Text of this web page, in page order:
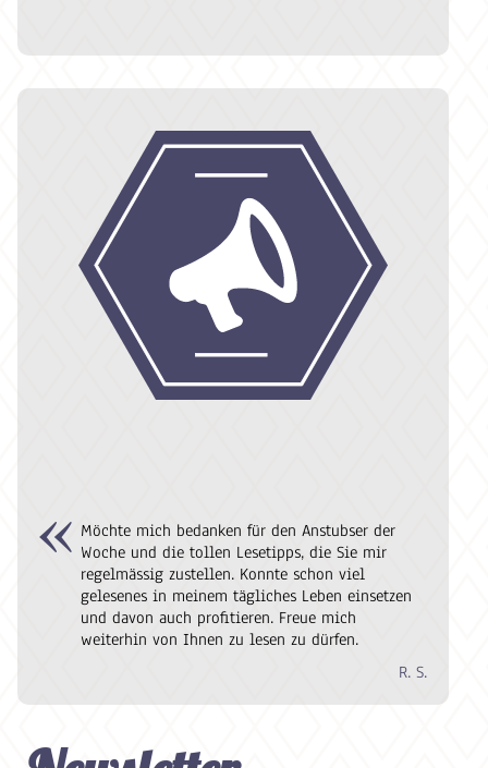
Möchte mich bedanken für den Anstubser der
Woche und die tollen Lesetipps, die Sie mir
regelmässig zustellen. Konnte schon viel
gelesenes in meinem tägliches Leben einsetzen
und davon auch profitieren. Freue mich
weiterhin von Ihnen zu lesen zu dürfen.
R. S.